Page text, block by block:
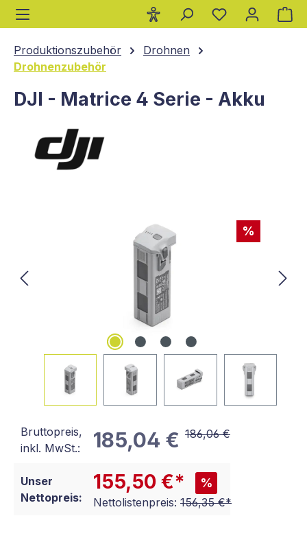
springen
Produktionszubehör
Drohnen
Drohnenzubehör
DJI - Matrice 4 Serie - Akku
%
Bruttopreis,
inkl. MwSt.:
185,04 € 186,06 €
Unser
Nettopreis:
155,50 €* %
Nettolistenpreis: 156,35 €*